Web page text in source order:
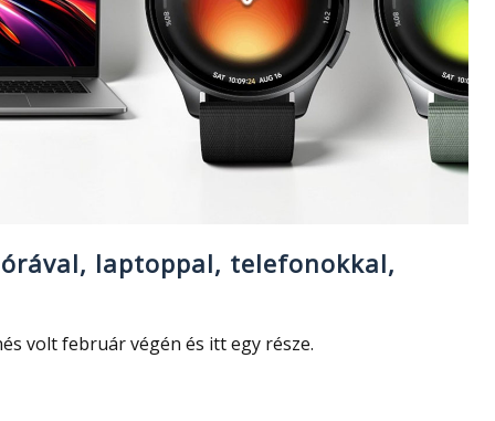
laptoppal, telefonokkal,
volt február végén és itt egy része.